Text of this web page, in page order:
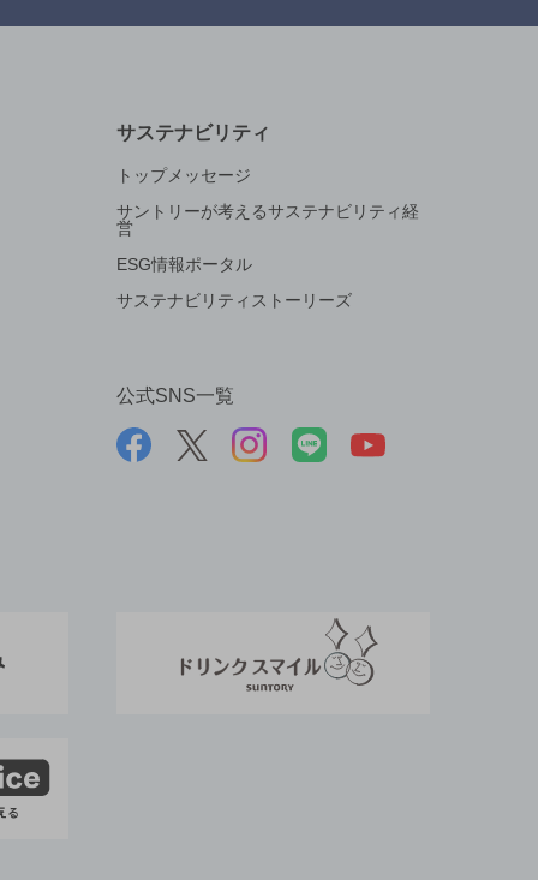
サステナビリティ
トップメッセージ
サントリーが考えるサステナビリティ経
営
ESG情報ポータル
サステナビリティストーリーズ
公式SNS一覧